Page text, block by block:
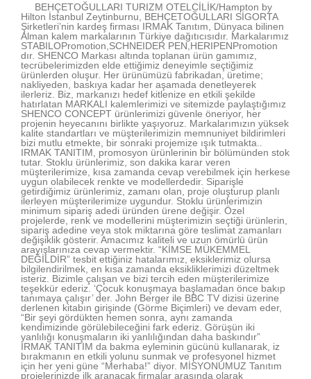
BEHÇETOĞULLARI TURIZM OTELCİLİK/Hampton by
Hilton İstanbul Zeytinburnu, BEHÇETOĞULLARI SİGORTA
Şirketleri’nin kardeş firması IRMAK Tanıtım, Dünyaca bilinen
Alman kalem markalarının Türkiye dağıtıcısıdır. Markalarımız
STABILOPromotion,SCHNEIDER PEN,HERIPENPromotion
dır. SHENCO Markası altında toplanan ürün gamımız,
tecrübelerimizden elde ettiğimiz deneyimle seçtiğimiz
ürünlerden oluşur. Her ürünümüzü fabrikadan, üretime;
nakliyeden, baskıya kadar her aşamada denetleyerek
ilerleriz. Biz, markanızı hedef kitlenize en etkili şekilde
hatırlatan MARKALI kalemlerimizi ve sitemizde paylaştığımız
SHENCO CONCEPT ürünlerimizi güvenle öneriyor, her
projenin heyecanını birlikte yaşıyoruz. Markalarımızın yüksek
kalite standartları ve müşterilerimizin memnuniyet bildirimleri
bizi mutlu etmekte, bir sonraki projemize ışık tutmakta..
IRMAK TANITIM, promosyon ürünlerinin bir bölümünden stok
tutar. Stoklu ürünlerimiz, son dakika karar veren
müşterilerimize, kısa zamanda cevap verebilmek için herkese
uygun olabilecek renkte ve modellerdedir. Siparişle
getirdiğimiz ürünlerimiz, zamanı olan, proje oluşturup planlı
ilerleyen müşterilerimize uygundur. Stoklu ürünlerimizin
minimum sipariş adedi üründen ürene değişir. Özel
projelerde, renk ve modellerini müşterimizin seçtiği ürünlerin,
sipariş adedine veya stok miktarına göre teslimat zamanları
değişiklik gösterir. Amacımız kaliteli ve uzun ömürlü ürün
arayışlarınıza cevap vermektir. “KİMSE MÜKEMMEL
DEĞİLDİR” tesbit ettiğiniz hatalarımız, eksiklerimiz olursa
bilgilendirilmek, en kısa zamanda eksikliklerimizi düzeltmek
isteriz. Bizimle çalışan ve bizi tercih eden müşterilerimize
teşekkür ederiz. ‘Çocuk konuşmaya başlamadan önce bakıp
tanımaya çalışır’ der. John Berger ile BBC TV dizisi üzerine
derlenen kitabın girişinde (Görme Biçimleri) ve devam eder,
“Bir şeyi gördükten hemen sonra, aynı zamanda
kendimizinde görülebileceğini fark ederiz. Görüşün iki
yanlılığı konuşmaların iki yanlılığından daha baskındır”
IRMAK TANITIM da bakma eyleminin gücünü kullanarak, iz
bırakmanın en etkili yolunu sunmak ve profesyonel hizmet
için her yeni güne “Merhaba!” diyor. MİSYONUMUZ Tanıtım
projelerinizde ilk aranacak firmalar arasında olarak